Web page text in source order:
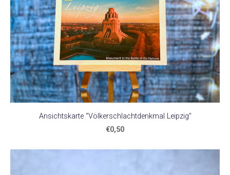
Ansichtskarte "Völkerschlachtdenkmal Leipzig"
€0,50